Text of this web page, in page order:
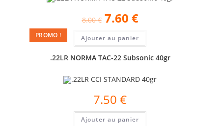
PROMO !
8.00€ 7.60 €
Ajouter au panier
.22LR NORMA TAC-22 Subsonic 40gr
7.50 €
Ajouter au panier